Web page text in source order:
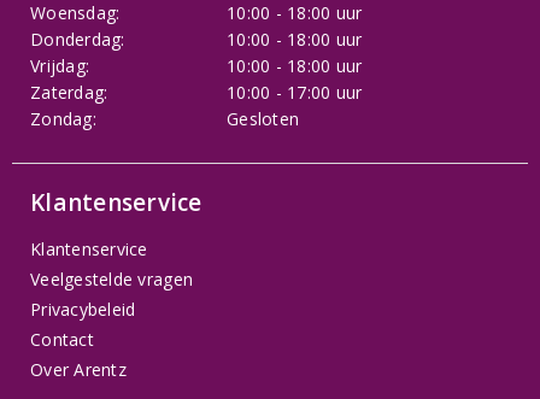
Woensdag:
10:00 - 18:00 uur
Donderdag:
10:00 - 18:00 uur
Vrijdag:
10:00 - 18:00 uur
Zaterdag:
10:00 - 17:00 uur
Zondag:
Gesloten
Klantenservice
Klantenservice
Veelgestelde vragen
Privacybeleid
Contact
Over Arentz